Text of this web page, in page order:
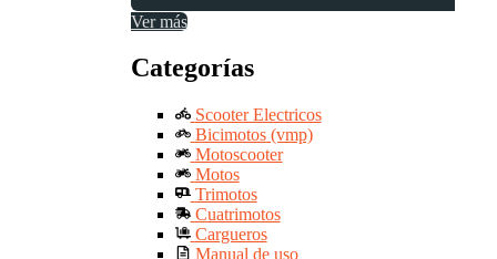
Ver más
Categorías
Scooter Electricos
Bicimotos (vmp)
Motoscooter
Motos
Trimotos
Cuatrimotos
Cargueros
Manual de uso